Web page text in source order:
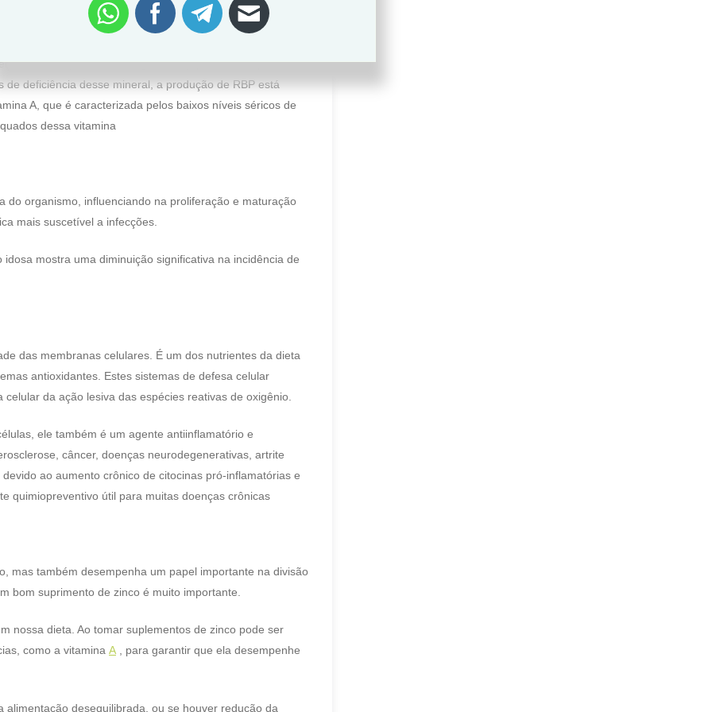
de RBP (Retinol Binding Protein), proteína responsável
deficiência desse mineral, a produção de RBP está
A, que é caracterizada pelos baixos níveis séricos de
dessa vitamina
do organismo, influenciando na proliferação e maturação
mais suscetível a infecções.
mostra uma diminuição significativa na incidência de
das membranas celulares. É um dos nutrientes da dieta
antioxidantes. Estes sistemas de defesa celular
da ação lesiva das espécies reativas de oxigênio.
ele também é um agente antiinflamatório e
câncer, doenças neurodegenerativas, artrite
ao aumento crônico de citocinas pró-inflamatórias e
quimiopreventivo útil para muitas doenças crônicas
mas também desempenha um papel importante na divisão
bom suprimento de zinco é muito importante.
nossa dieta. Ao tomar suplementos de zinco pode ser
como a vitamina A , para garantir que ela desempenhe
desequilibrada, ou se houver redução da